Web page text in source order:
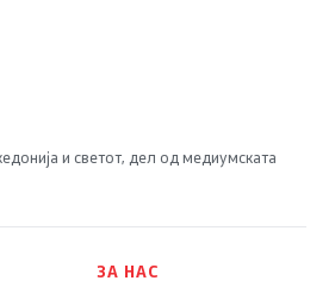
и светот, дел од медиумската
ЗА НАС